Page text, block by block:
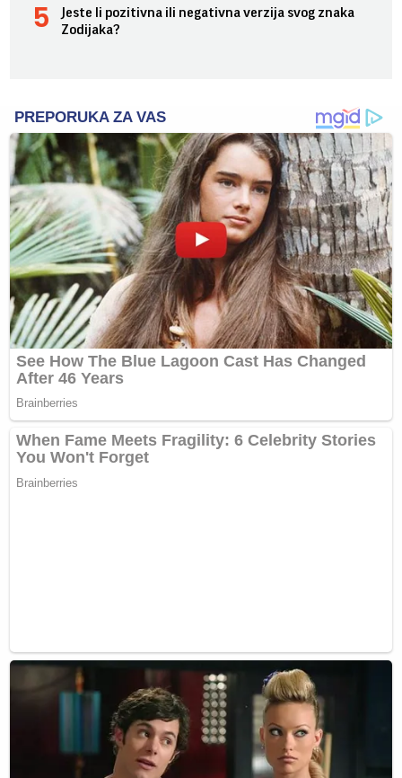
Jeste li pozitivna ili negativna verzija svog znaka
Zodijaka?